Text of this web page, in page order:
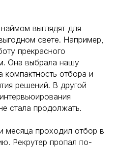
выглядят для
свете. Например,
прекрасного
Она выбрала нашу
отбора и
решений. В другой
стала продолжать.
месяца проходил отбор в
Рекрутер пропал по-